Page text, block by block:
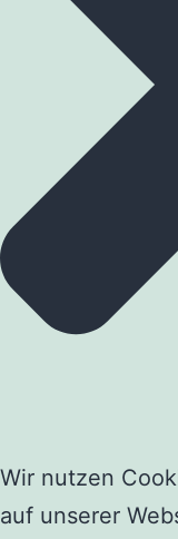
Wir nutzen
auf unserer